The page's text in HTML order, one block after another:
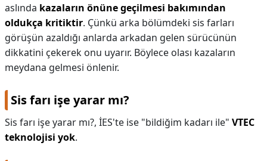
aslında kazaların önüne geçilmesi bakımından
oldukça kritiktir. Çünkü arka bölümdeki sis farları
görüşün azaldığı anlarda arkadan gelen sürücünün
dikkatini çekerek onu uyarır. Böylece olası kazaların
meydana gelmesi önlenir.
Sis farı işe yarar mı?
Sis farı işe yarar mı?, İES'te ise "bildiğim kadarı ile" VTEC
teknolojisi yok.